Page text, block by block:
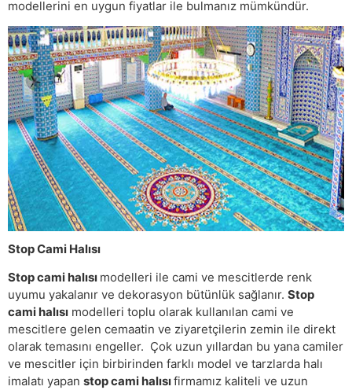
modellerini en uygun fiyatlar ile bulmanız mümkündür.
Stop Cami Halısı
Stop cami halısı modelleri ile cami ve mescitlerde renk
uyumu yakalanır ve dekorasyon bütünlük sağlanır. Stop
cami halısı modelleri toplu olarak kullanılan cami ve
mescitlere gelen cemaatin ve ziyaretçilerin zemin ile direkt
olarak temasını engeller. Çok uzun yıllardan bu yana camiler
ve mescitler için birbirinden farklı model ve tarzlarda halı
imalatı yapan stop cami halısıfirmamız kaliteli ve uzun